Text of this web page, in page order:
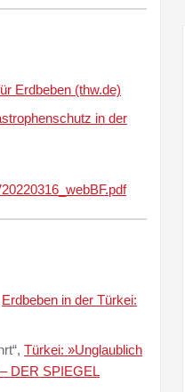
Erdbeben (thw.de)
in der
Erdbeben in der Türkei:
Türkei: »Unglaublich
DER SPIEGEL